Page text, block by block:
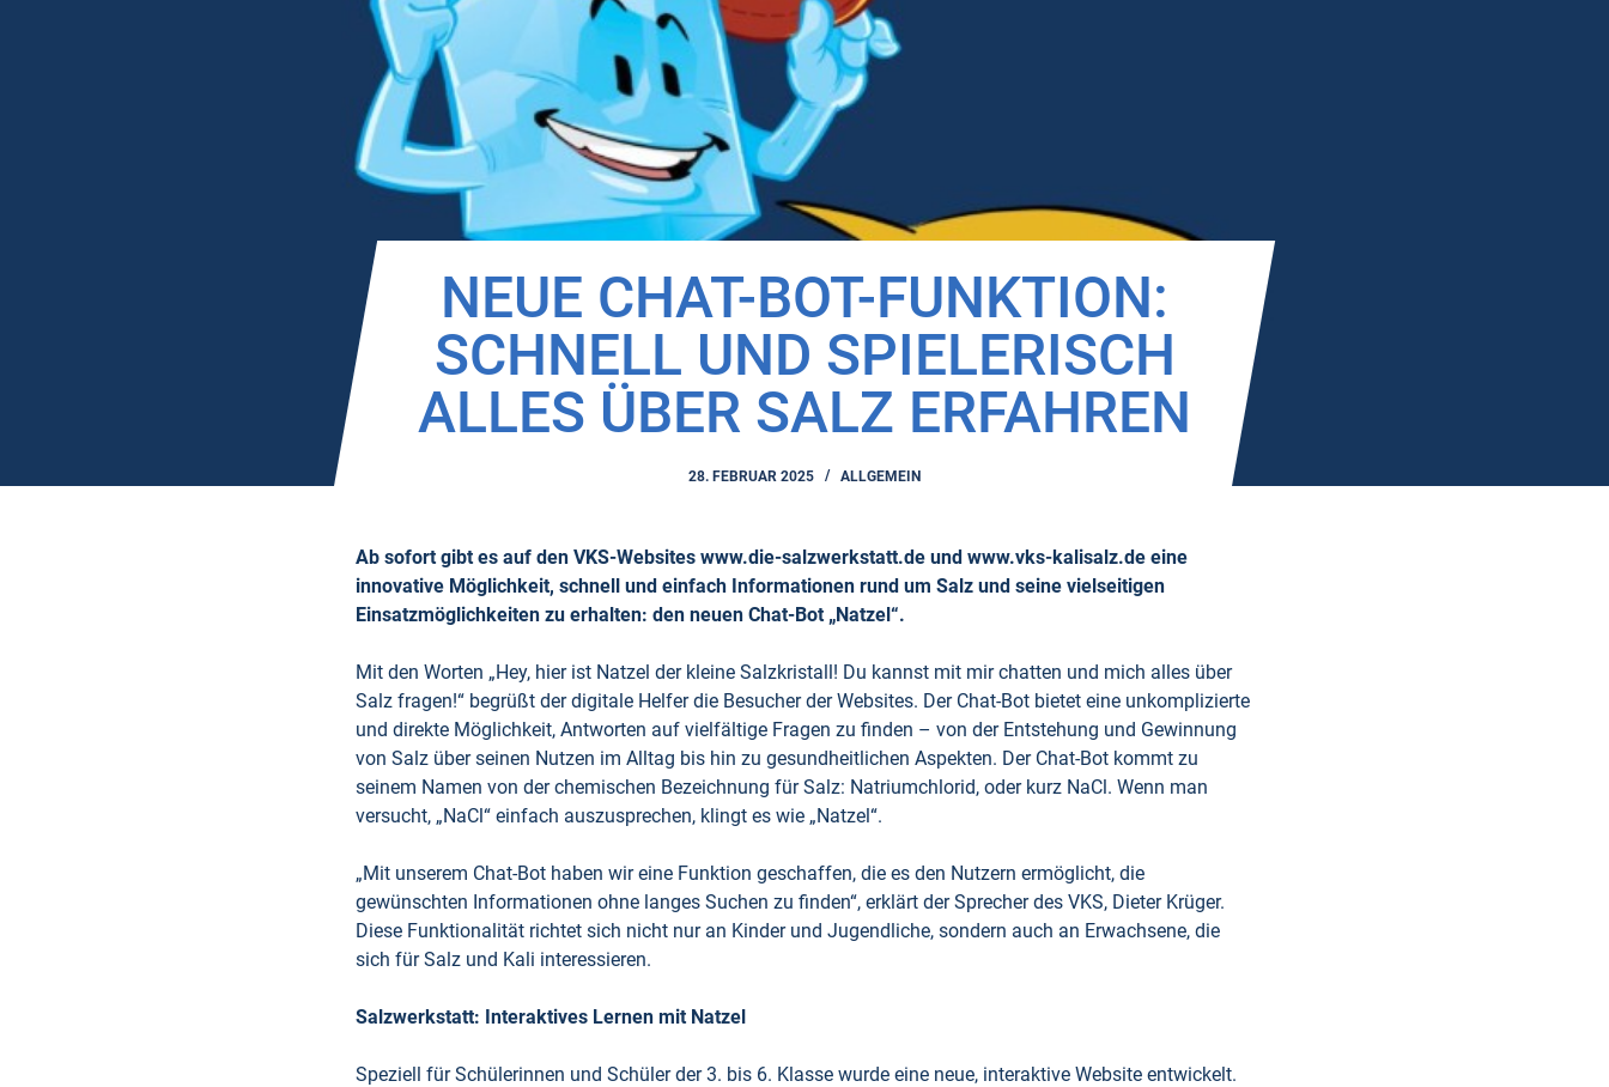
NEUE CHAT-BOT-FUNKTION:
SCHNELL UND SPIELERISCH
ALLES ÜBER SALZ ERFAHREN
28. FEBRUAR 2025 ALLGEMEIN
Ab sofort gibt es auf den VKS-Websites www.die-salzwerkstatt.de und www.vks-kalisalz.de eine
innovative Möglichkeit, schnell und einfach Informationen rund um Salz und seine vielseitigen
Einsatzmöglichkeiten zu erhalten: den neuen Chat-Bot „Natzel“.
Mit den Worten „Hey, hier ist Natzel der kleine Salzkristall! Du kannst mit mir chatten und mich alles über
Salz fragen!“ begrüßt der digitale Helfer die Besucher der Websites. Der Chat-Bot bietet eine unkomplizierte
und direkte Möglichkeit, Antworten auf vielfältige Fragen zu finden – von der Entstehung und Gewinnung
von Salz über seinen Nutzen im Alltag bis hin zu gesundheitlichen Aspekten. Der Chat-Bot kommt zu
seinem Namen von der chemischen Bezeichnung für Salz: Natriumchlorid, oder kurz NaCl. Wenn man
versucht, „NaCl“ einfach auszusprechen, klingt es wie „Natzel“.
„Mit unserem Chat-Bot haben wir eine Funktion geschaffen, die es den Nutzern ermöglicht, die
gewünschten Informationen ohne langes Suchen zu finden“, erklärt der Sprecher des VKS, Dieter Krüger.
Diese Funktionalität richtet sich nicht nur an Kinder und Jugendliche, sondern auch an Erwachsene, die
sich für Salz und Kali interessieren.
Salzwerkstatt: Interaktives Lernen mit Natzel
Speziell für Schülerinnen und Schüler der 3. bis 6. Klasse wurde eine neue, interaktive Website entwickelt.